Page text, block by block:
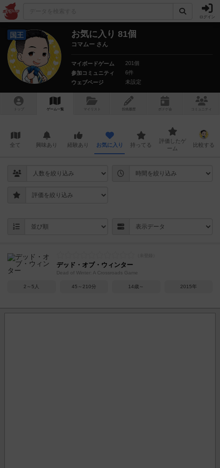
ログイン
国王 お気に入り 81個
コマムー さん
マイボードゲーム
201個
参加コミュニティ
6件
ウェブページ
未設定
トップ ゲーム一覧 マイリスト 投稿履歴 ボ ドゲ コミュニティ
全て 興味あり 経験あり お気に入り 持ってる
評価したゲ
ーム
比較する
デッド・オブ・ウィンター
Dead of Winter: A Crossroads Game
2～5人 45～210分 14歳～ 2015年